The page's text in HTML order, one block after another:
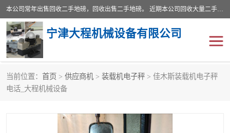
本公司常年出售回收二手地磅，回收出售二手地磅。 近期本公司回收大量二手地磅，型号齐全，宽度从2米到3.5米，长度5米到25米，承重吨位从10到200吨，成色7—9成新。 ? 使用年限6个月至2年，产品来源于个人闲置品，工矿企业停用品，因小换大而来。 精准度和新的一样， 二手地磅是内行人的选择，打个电话就省钱朋友您好等什么
宁津大程机械设备有限公司
当前位置： 首页 > 供应商机 > 装载机电子秤 > 佳木斯装载机电子秤
电话_大程机械设备
地磅
废纸打包机